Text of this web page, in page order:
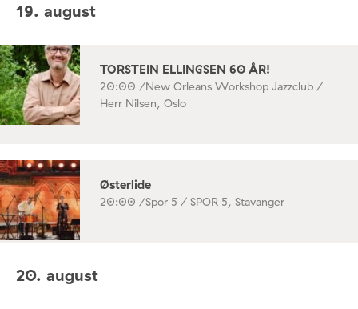
19. august
TORSTEIN ELLINGSEN 60 ÅR!
20:00 /New Orleans Workshop Jazzclub /
Herr Nilsen, Oslo
Østerlide
20:00 /Spor 5 / SPOR 5, Stavanger
20. august